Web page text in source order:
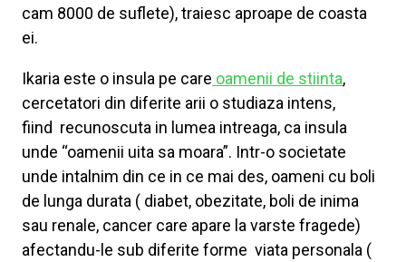
cam 8000 de suflete), traiesc aproape de coasta
ei.
Ikaria este o insula pe care oamenii de stiinta,
cercetatori din diferite arii o studiaza intens,
fiind recunoscuta in lumea intreaga, ca insula
unde “oamenii uita sa moara”. Intr-o societate
unde intalnim din ce in ce mai des, oameni cu boli
de lunga durata ( diabet, obezitate, boli de inima
sau renale, cancer care apare la varste fragede)
afectandu-le sub diferite forme viata personala (